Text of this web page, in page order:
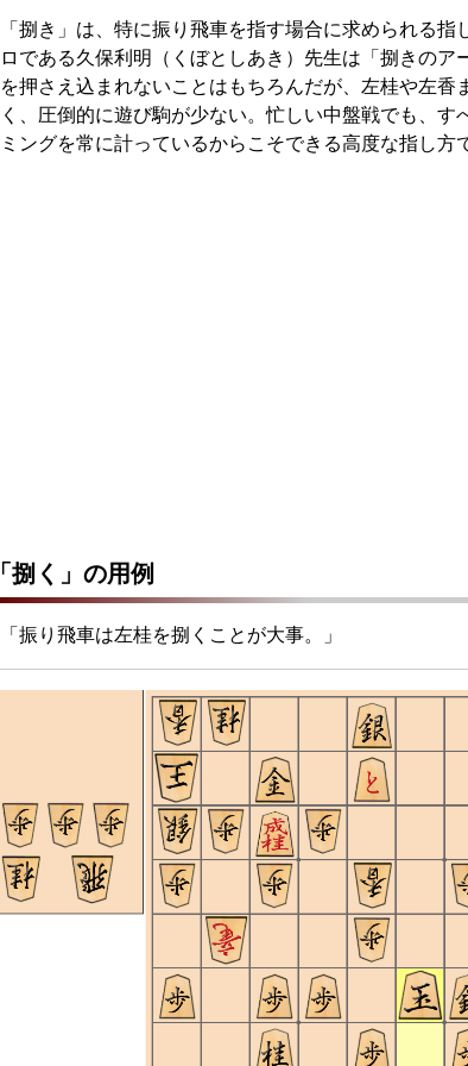
「捌き」は、特に振り飛車を指す場合に求められる
ロである久保利明（くぼとしあき）先生は「捌きのア
を押さえ込まれないことはもちろんだが、左桂や左香
く、圧倒的に遊び駒が少ない。忙しい中盤戦でも、
ミングを常に計っているからこそできる高度な指し方
「捌く」の用例
「振り飛車は左桂を捌くことが大事。」